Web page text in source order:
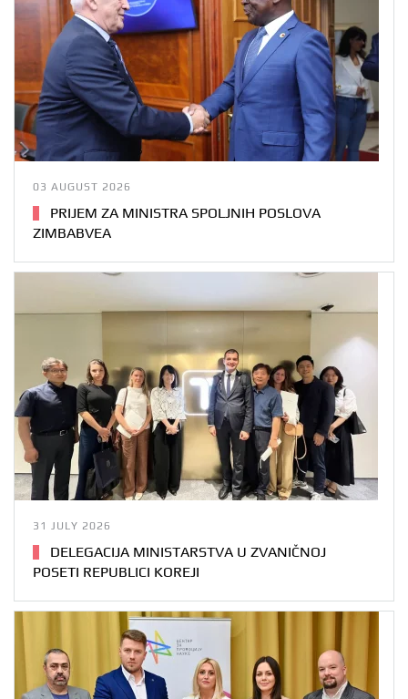
03 AUGUST 2026
PRIJEM ZA MINISTRA SPOLJNIH POSLOVA
ZIMBABVEA
31 JULY 2026
DELEGACIJA MINISTARSTVA U ZVANIČNOJ
POSETI REPUBLICI KOREJI